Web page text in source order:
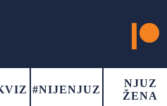
#NIJENJUZ
NJUZ
ŽENA